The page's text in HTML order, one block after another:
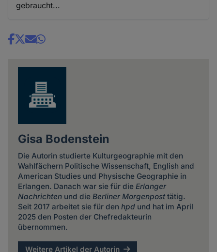
gebraucht...
Share
Gisa Bodenstein
Die Autorin studierte Kulturgeographie mit den
Wahlfächern Politische Wissenschaft, English and
American Studies und Physische Geographie in
Erlangen. Danach war sie für die Erlanger
Nachrichtenund die Berliner Morgenposttätig.
Seit 2017 arbeitet sie für den hpdund hat im April
2025 den Posten der Chefredakteurin
übernommen.
Weitere Artikel der Autorin